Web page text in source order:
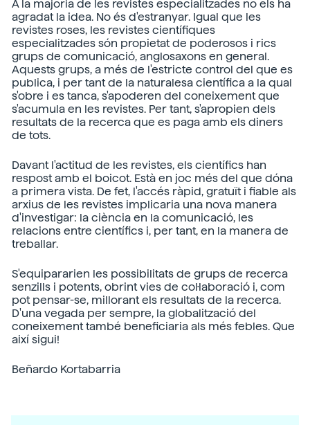
A la majoria de les revistes especialitzades no els ha
agradat la idea. No és d'estranyar. Igual que les
revistes roses, les revistes científiques
especialitzades són propietat de poderosos i rics
grups de comunicació, anglosaxons en general.
Aquests grups, a més de l'estricte control del que es
publica, i per tant de la naturalesa científica a la qual
s'obre i es tanca, s'apoderen del coneixement que
s'acumula en les revistes. Per tant, s'apropien dels
resultats de la recerca que es paga amb els diners
de tots.
Davant l'actitud de les revistes, els científics han
respost amb el boicot. Està en joc més del que dóna
a primera vista. De fet, l'accés ràpid, gratuït i fiable als
arxius de les revistes implicaria una nova manera
d'investigar: la ciència en la comunicació, les
relacions entre científics i, per tant, en la manera de
treballar.
S'equipararien les possibilitats de grups de recerca
senzills i potents, obrint vies de col·laboració i, com
pot pensar-se, millorant els resultats de la recerca.
D'una vegada per sempre, la globalització del
coneixement també beneficiaria als més febles. Que
així sigui!
Beñardo Kortabarria